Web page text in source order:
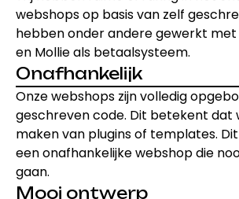
webshops op basis van zelf
hebben onder andere gewerkt met
en Mollie als betaalsysteem.
Onafhankelijk
Onze webshops zijn volledig
geschreven code. Dit betekent dat
maken van plugins of templates.
een onafhankelijke webshop die
gaan.
Mooi ontwerp